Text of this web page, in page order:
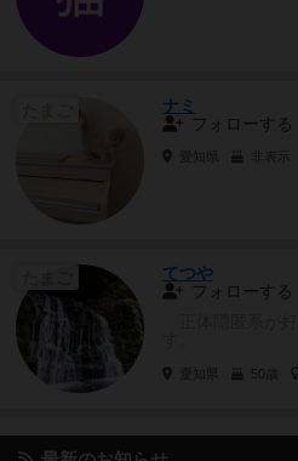
ナミ
フォローする
非表示
てつや
フォローする
50歳